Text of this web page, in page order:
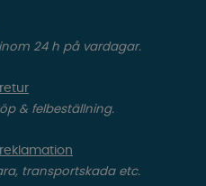
24 h på vardagar.
& felbeställning.
transportskada etc.